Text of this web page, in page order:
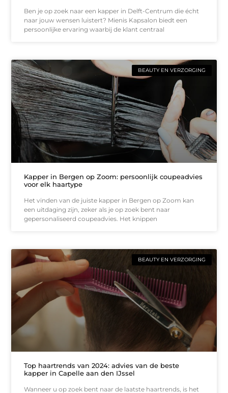
Ben je op zoek naar een kapper in Delft-Centrum die écht
naar jouw wensen luistert? Mienis Kapsalon biedt een
persoonlijke ervaring waarbij de klant centraal
BEAUTY EN VERZORGING
Kapper in Bergen op Zoom: persoonlijk coupeadvies
voor elk haartype
Het vinden van de juiste kapper in Bergen op Zoom kan
een uitdaging zijn, zeker als je op zoek bent naar
gepersonaliseerd coupeadvies. Het knippen
BEAUTY EN VERZORGING
Top haartrends van 2024: advies van de beste
kapper in Capelle aan den IJssel
Wanneer u op zoek bent naar de laatste haartrends, is het